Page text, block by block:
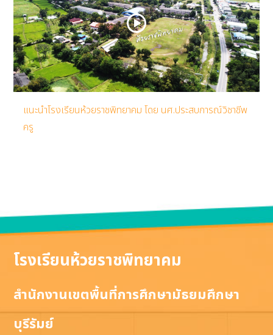
แนะนำโรงเรียนห้วยราชพิทยาคม โดย นศ.ประสบการณ์วิชาชีพ
ครู
โรงเรียนห้วยราชพิทยาคม
สำนักงานเขตพื้นที่การศึกษามัธยมศึกษา
บุรีรัมย์